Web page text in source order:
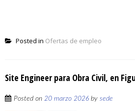
Posted in Ofertas de empleo
Site Engineer para Obra Civil, en
Posted on 20 marzo 2026 by sede